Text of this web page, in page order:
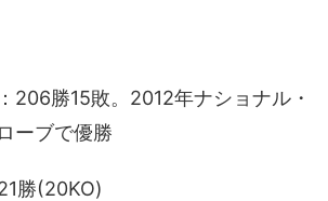
206勝15敗。2012年ナショナル・
ーブで優勝
勝(20KO)